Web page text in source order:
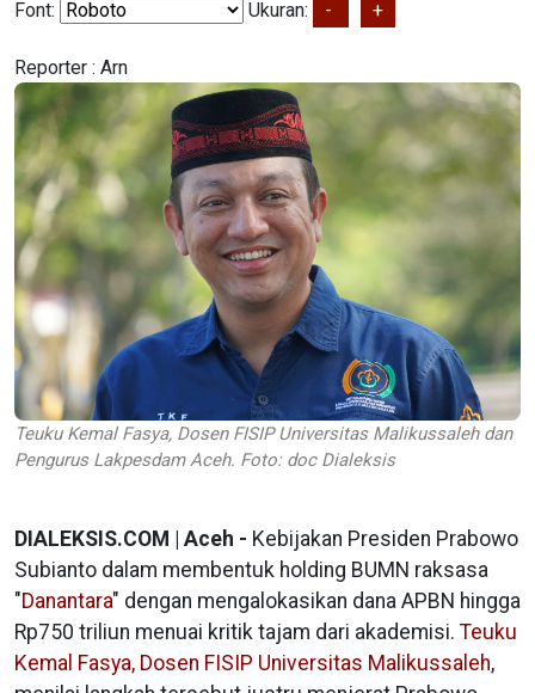
Font: Ukuran: - +
Reporter : Arn
Teuku Kemal Fasya, Dosen FISIP Universitas Malikussaleh dan
Pengurus Lakpesdam Aceh. Foto: doc Dialeksis
DIALEKSIS.COM | Aceh - Kebijakan Presiden Prabowo
Subianto dalam membentuk holding BUMN raksasa
"Danantara" dengan mengalokasikan dana APBN hingga
Rp750 triliun menuai kritik tajam dari akademisi. Teuku
Kemal Fasya, Dosen FISIP Universitas Malikussaleh,